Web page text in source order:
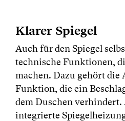
Klarer Spiegel
Auch für den Spiegel
technische Funktionen,
machen. Dazu gehört die
Funktion, die ein
dem Duschen
integrierte